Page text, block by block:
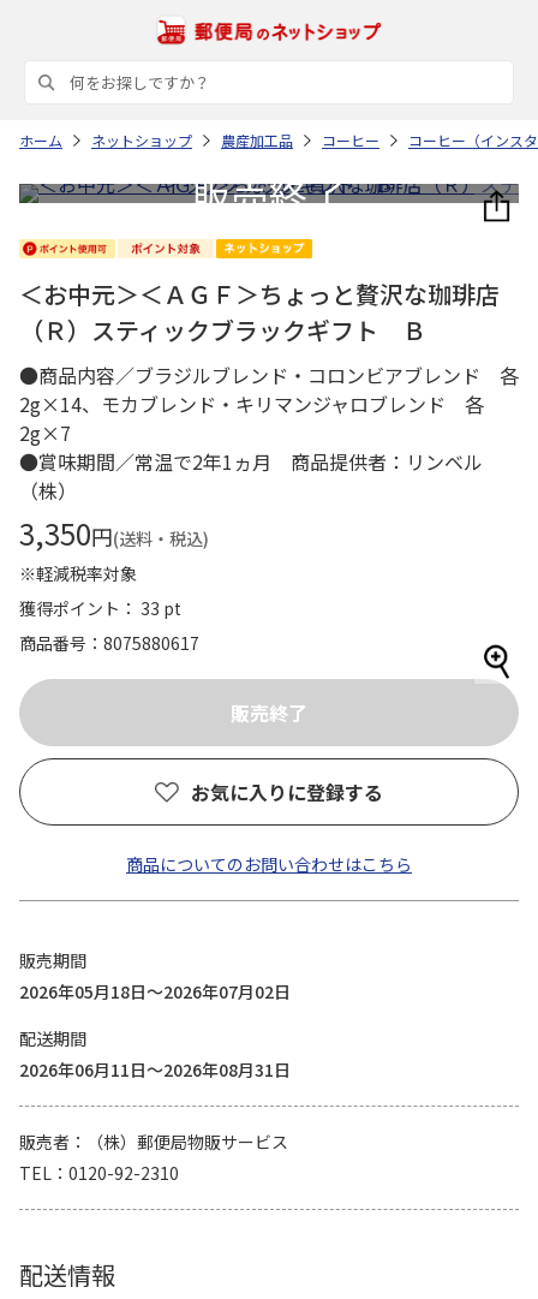
ホーム ネットショップ 農産加工品 コーヒー コーヒー（インス
＜お中元＞＜ＡＧＦ＞ちょっと贅沢な珈琲店
（Ｒ）スティックブラックギフト Ｂ
●商品内容／ブラジルブレンド・コロンビアブレンド 各
2g×14、モカブレンド・キリマンジャロブレンド 各
2g×7
●賞味期間／常温で2年1ヵ月 商品提供者：リンベル
（株）
3,350円(送料・税込)
※軽減税率対象
獲得ポイント： 33 pt
商品番号
8075880617
お気に入りに登録する
商品についてのお問い合わせはこちら
販売期間
2026年05月18日～2026年07月02日
配送期間
2026年06月11日～2026年08月31日
販売者
（株）郵便局物販サービス
TEL
0120-92-2310
配送情報